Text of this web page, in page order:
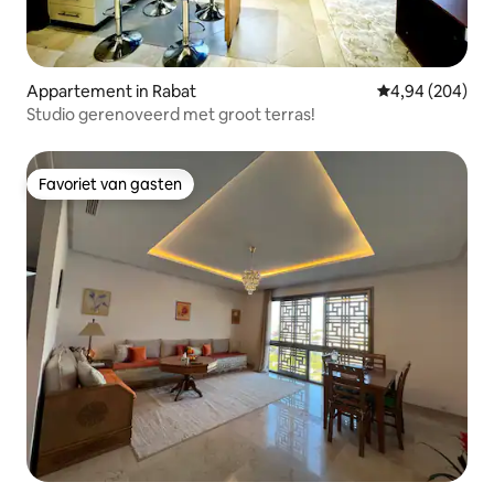
Appartement in Rabat Gemiddelde
4,94 (204)
Studio gerenoveerd met groot terras!
Favoriet van gasten
Favoriet van gasten